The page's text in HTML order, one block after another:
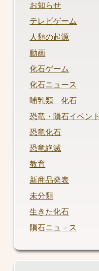
お知らせ
テレビゲーム
人類の起源
動画
化石ゲーム
化石ニュース
哺乳類 化石
恐竜・隕石イベント
恐竜化石
恐竜絶滅
教育
新商品発表
未分類
生きた化石
隕石ニュ－ス